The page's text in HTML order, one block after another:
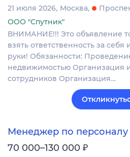
21 июля 2026 Москва
ООО "Спутник"
ВНИМАНИЕ!!! Это объявление
взять ответственность за
руки! Обязанности:
недвижимостью Организация
сотрудников Организация…
Менеджер по персоналу
70 000–130 000 ₽